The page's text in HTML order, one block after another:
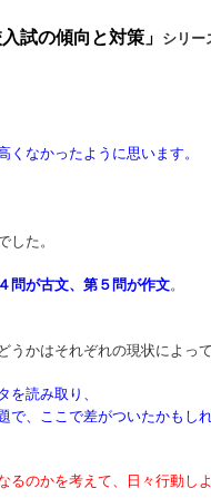
試の傾向と対策」 シリー
なかったように思います。
した。
問が古文、第５問が作文。
うかはそれぞれの現状によっ
を読み取り、
で、 ここで差がついたかもし
るのかを考えて、日々行動し